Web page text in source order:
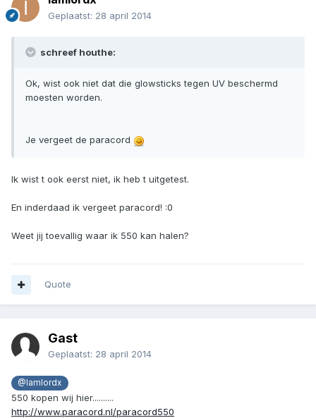
Geplaatst: 28 april 2014
schreef houthe:
Ok, wist ook niet dat die glowsticks tegen UV beschermd
moesten worden.
Je vergeet de paracord
Ik wist t ook eerst niet, ik heb t uitgetest.
En inderdaad ik vergeet paracord! :0
Weet jij toevallig waar ik 550 kan halen?
Quote
Gast
Geplaatst: 28 april 2014
@Iamlordx
550 kopen wij hier..........
http://www.paracord.nl/paracord550